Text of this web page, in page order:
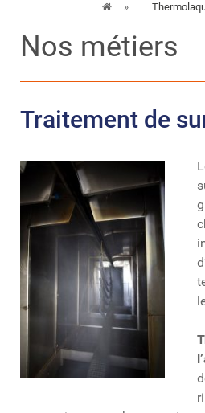
»
Nos métiers
Traitement de